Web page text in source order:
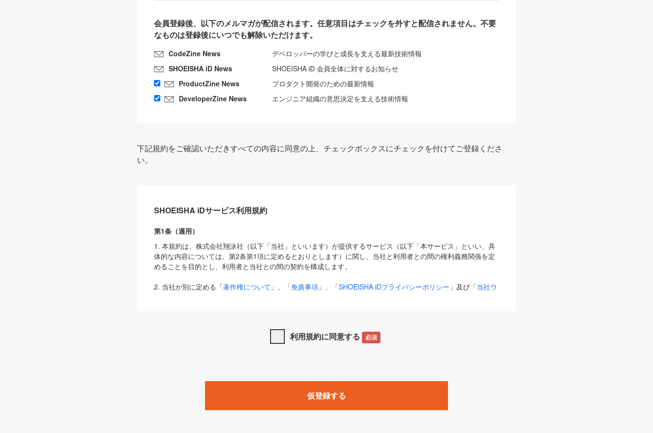
会員登録後、以下のメルマガが配信されます。任意項目はチェックを外すと配信されません。不要
なものは登録後にいつでも解除いただけます。
CodeZine News
デベロッパーの学びと成長を支える最新技術情報
SHOEISHA iD News
SHOEISHA iD 会員全体に対するお知らせ
ProductZine News
プロダクト開発のための最新情報
DeveloperZine News
エンジニア組織の意思決定を支える技術情報
下記規約をご確認いただきすべての内容に同意の上、チェックボックスにチェックを付けてご登録くださ
い。
SHOEISHA iDサービス利用規約
第1条（適用）
1. 本規約は、株式会社翔泳社（以下「当社」といいます）が提供するサービス（以下「本サービス」といい、具
体的な内容については、第2条第1項に定めるとおりとします）に関し、当社と利用者との間の権利義務関係を定
めることを目的とし、利用者と当社との間の契約を構成します。
2. 当社が別に定める「著作権について 」、「免責事項 」、「SHOEISHA iDプライバシーポリシー 」及び「当社ウ
は、本規約の規定が優先して適用されるものとします。
1. 「本サービス」とは、当社が提供する以下のサービス（名称や内容が変更された場合、変更後のサービスを含
みます）及びこれらサービスに関連して当社が実施するイベントやキャンペーンをいいます。
「SEBook」「SEShop」「CodeZine」「MarkeZine」「EnterpriseZine」「ECzine」「Biz/Zine」「HRzine」
利用規約に同意する 必須
仮登録する